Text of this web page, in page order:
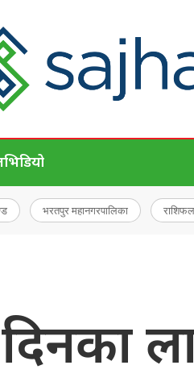
भिडियो
भरतपुर महानगरपालिका राशिफल